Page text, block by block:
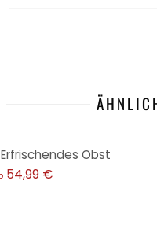
Obst
54,99 €